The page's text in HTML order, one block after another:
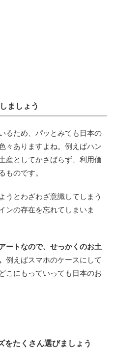
ましょう
るため、パッとみても日本の
々ありますよね。例えばハン
産としてかさばらず、利用価
ものです。
うとわざわざ意識してしまう
ンの存在を忘れてしまいま
ートなので、せっかくのお土
例えばスマホのケースにして
こにもっていっても日本のお
をたくさん選びましょう